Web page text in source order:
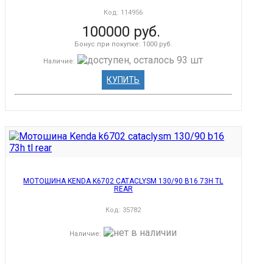
Код: 114956
100000 руб.
Бонус при покупке: 1000 руб.
Наличие:
КУПИТЬ
МОТОШИНА KENDA K6702 CATACLYSM 130/90 B16 73H TL
REAR
Код: 35782
Наличие: